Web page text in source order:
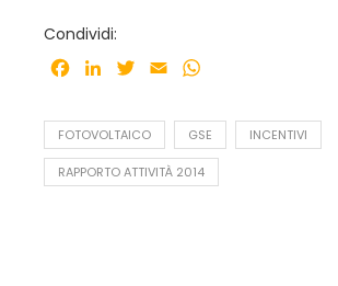
Condividi:
Facebook
LinkedInTwitter
Email
FOTOVOLTAICO GSE INCENTIVI
RAPPORTO ATTIVITÀ 2014